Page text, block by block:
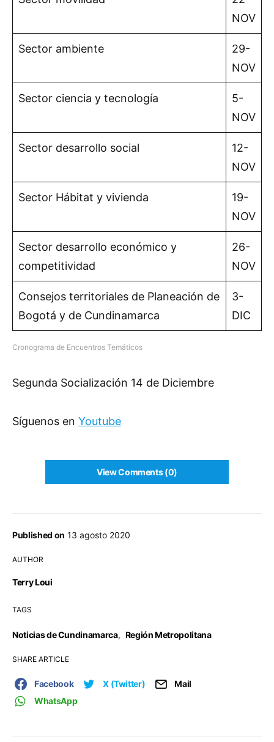
Published on 13 agosto 2020
AUTHOR
Terry Loui
TAGS
Noticias de Cundinamarca, Región Metropolitana
SHARE ARTICLE
Facebook X (Twitter)
Mail
WhatsApp
NOV
Sector ambiente
29-
NOV
Sector ciencia y tecnología
5-
NOV
Sector desarrollo social
12-
NOV
Sector Hábitat y vivienda
19-
NOV
Sector desarrollo económico y
competitividad
26-
NOV
Consejos territoriales de Planeación de
Bogotá y de Cundinamarca
3-
DIC
Cronograma de Encuentros Temáticos
Segunda Socialización 14 de Diciembre
Síguenos en Youtube
View Comments (0)